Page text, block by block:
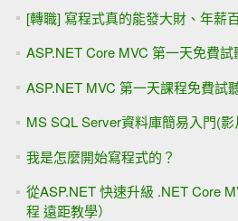
[轉職] 寫程式真的能發大財、年薪
ASP.NET Core MVC 第一天免費試
ASP.NET MVC 第一天課程免費試
MS SQL Server資料庫簡易入門(影
我是怎麼開始寫程式的？
從ASP.NET 快速升級 .NET Core
程 遠距教學）